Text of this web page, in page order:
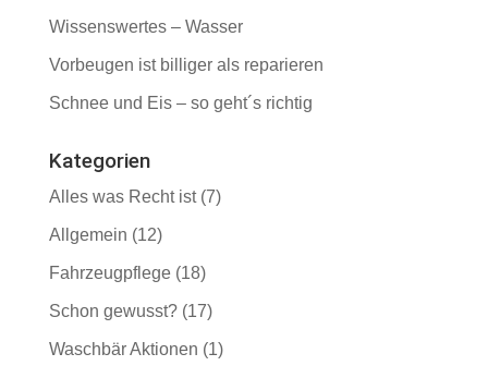
Wissenswertes – Wasser
Vorbeugen ist billiger als reparieren
Schnee und Eis – so geht´s richtig
Kategorien
Alles was Recht ist(7)
Allgemein (12)
Fahrzeugpflege(18)
Schon gewusst?(17)
Waschbär Aktionen (1)